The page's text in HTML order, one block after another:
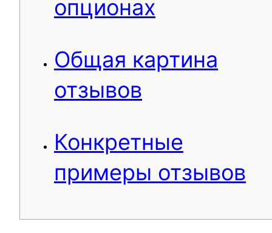
опционах
Общая картина
отзывов
Конкретные
примеры отзывов